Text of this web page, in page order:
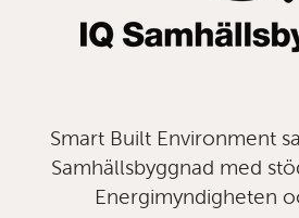
Smart Built Environment
Samhällsbyggnad med
Energimyndigheten